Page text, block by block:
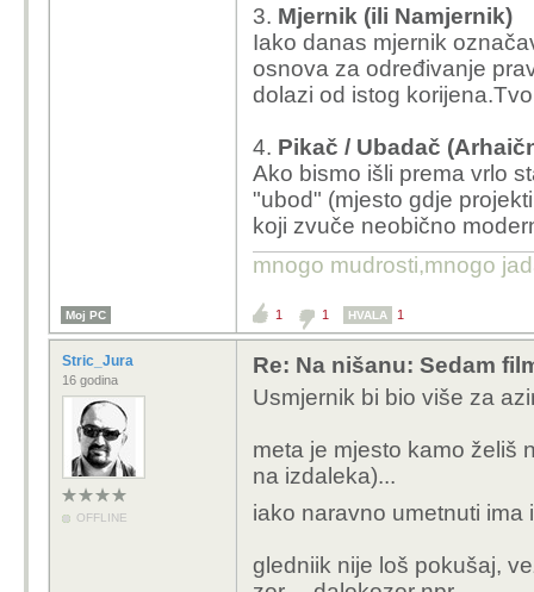
3. Mjernik (ili Namjernik)
Iako danas mjernik
osnova za određivanje
dolazi od istog
4. Pikač / Ubadač
Ako bismo išli prema vrlo
"ubod" (mjesto gdje
koji zvuče neobično
mnogo mudrosti,mnogo
Moj PC 1 1 HVALA 1
Stric_Jura
16 godina
OFFLINE
Re: Na nišanu: Sedam
Usmjernik bi bio više za
meta je mjesto kamo želiš
na izdaleka)...
iako naravno umetnuti ima
gledniik nije loš pokušaj,